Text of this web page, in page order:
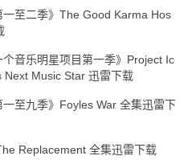
一至二季》The Good Karma Hos
个音乐明星项目第一季》Project Ic
Next Music Star 迅雷下载
一至九季》Foyles War 全集迅雷下
Replacement 全集迅雷下载